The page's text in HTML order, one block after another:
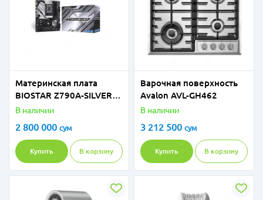
Материнская плата
BIOSTAR Z790A-SILVER
D5
В наличии
2 800 000 сум
Купить В корзину
Варочная поверхность
Avalon AVL-GH462
В наличии
3 212 500 сум
Купить В корзину